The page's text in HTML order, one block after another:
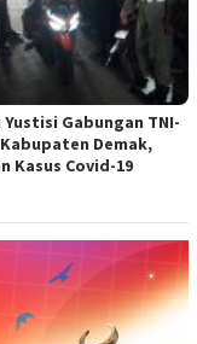
Gabungan TNI-
Demak,
Kasus Covid-19